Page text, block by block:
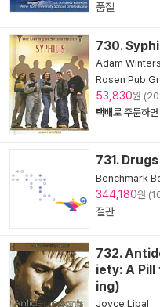
품절
730.
Adam Winters
Rosen Pub
53,830원
택배로 주문하면
731.
Benchmark
344,180원
절판
732.
iety: A
ing)
Joyce Libal